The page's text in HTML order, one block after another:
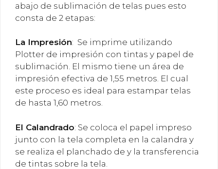
abajo de sublimación de telas pues esto
consta de 2 etapas:
La Impresión: Se imprime utilizando
Plotter de impresión con tintas y papel de
sublimación. El mismo tiene un área de
impresión efectiva de 1,55 metros. El cual
este proceso es ideal para estampar telas
de hasta 1,60 metros.
El Calandrado: Se coloca el papel impreso
junto con la tela completa en la calandra y
se realiza el planchado de y la transferencia
de tintas sobre la tela.